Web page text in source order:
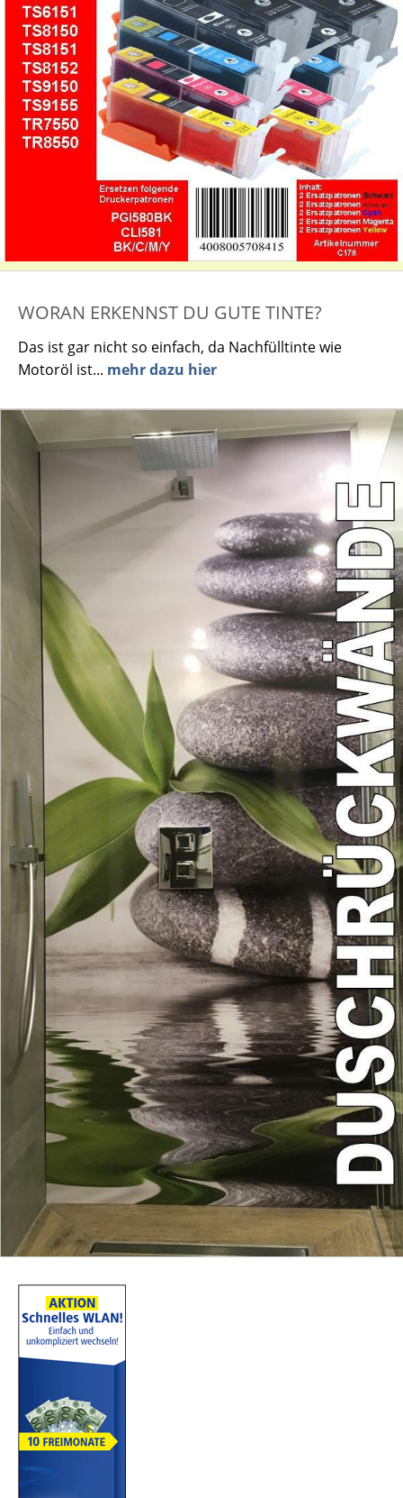
WORAN ERKENNST DU GUTE TINTE?
Das ist gar nicht so einfach, da Nachfülltinte wie
Motoröl ist... mehr dazu hier